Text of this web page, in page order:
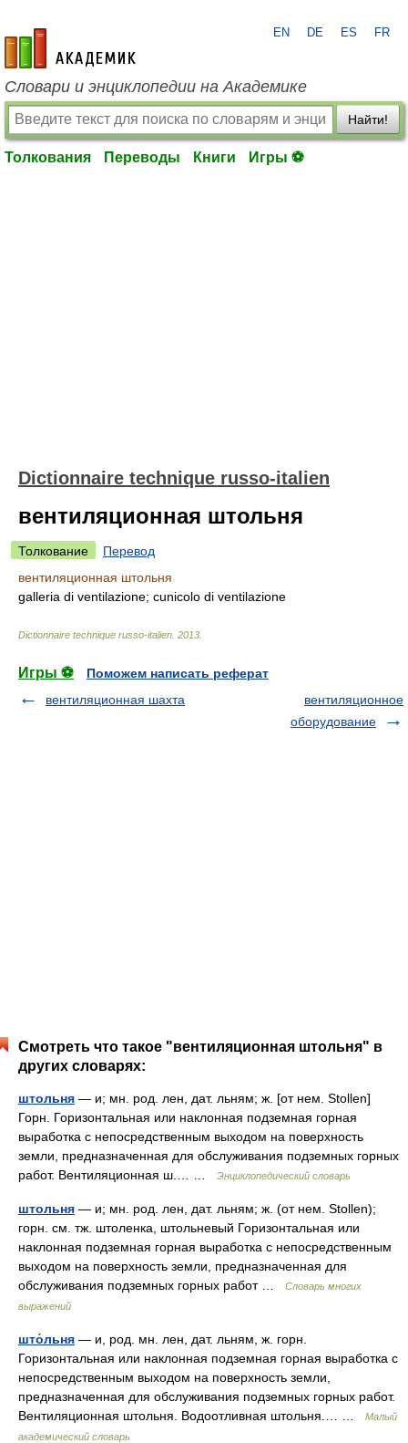
academic.ru
EN DE ES FR
Словари и энциклопедии на Академике
Найти!
Толкования Переводы Книги Игры ⚽
Dictionnaire technique russo-italien
вентиляционная штольня
Толкование
Перевод
вентиляционная штольня
galleria di ventilazione; cunicolo di ventilazione
Dictionnaire technique russo-italien 2013
Игры ⚽
Поможем написать реферат
вентиляционная шахта
вентиляционное
оборудование
Смотреть что такое "вентиляционная штольня" в
других словарях:
штольня — и; мн. род. лен, дат. льням; ж. [от нем. Stollen]
Горн. Горизонтальная или наклонная подземная горная
выработка с непосредственным выходом на поверхность
земли, предназначенная для обслуживания подземных горных
работ. Вентиляционная ш.… …
Энциклопедический словарь
штольня — и; мн. род. лен, дат. льням; ж. (от нем. Stollen);
горн. см. тж. штоленка, штольневый Горизонтальная или
наклонная подземная горная выработка с непосредственным
выходом на поверхность земли, предназначенная для
обслуживания подземных горных работ …
Словарь многих
выражений
што́льня — и, род. мн. лен, дат. льням, ж. горн.
Горизонтальная или наклонная подземная горная выработка с
непосредственным выходом на поверхность земли,
предназначенная для обслуживания подземных горных работ.
Вентиляционная штольня. Водоотливная штольня.… …
Малый
академический словарь